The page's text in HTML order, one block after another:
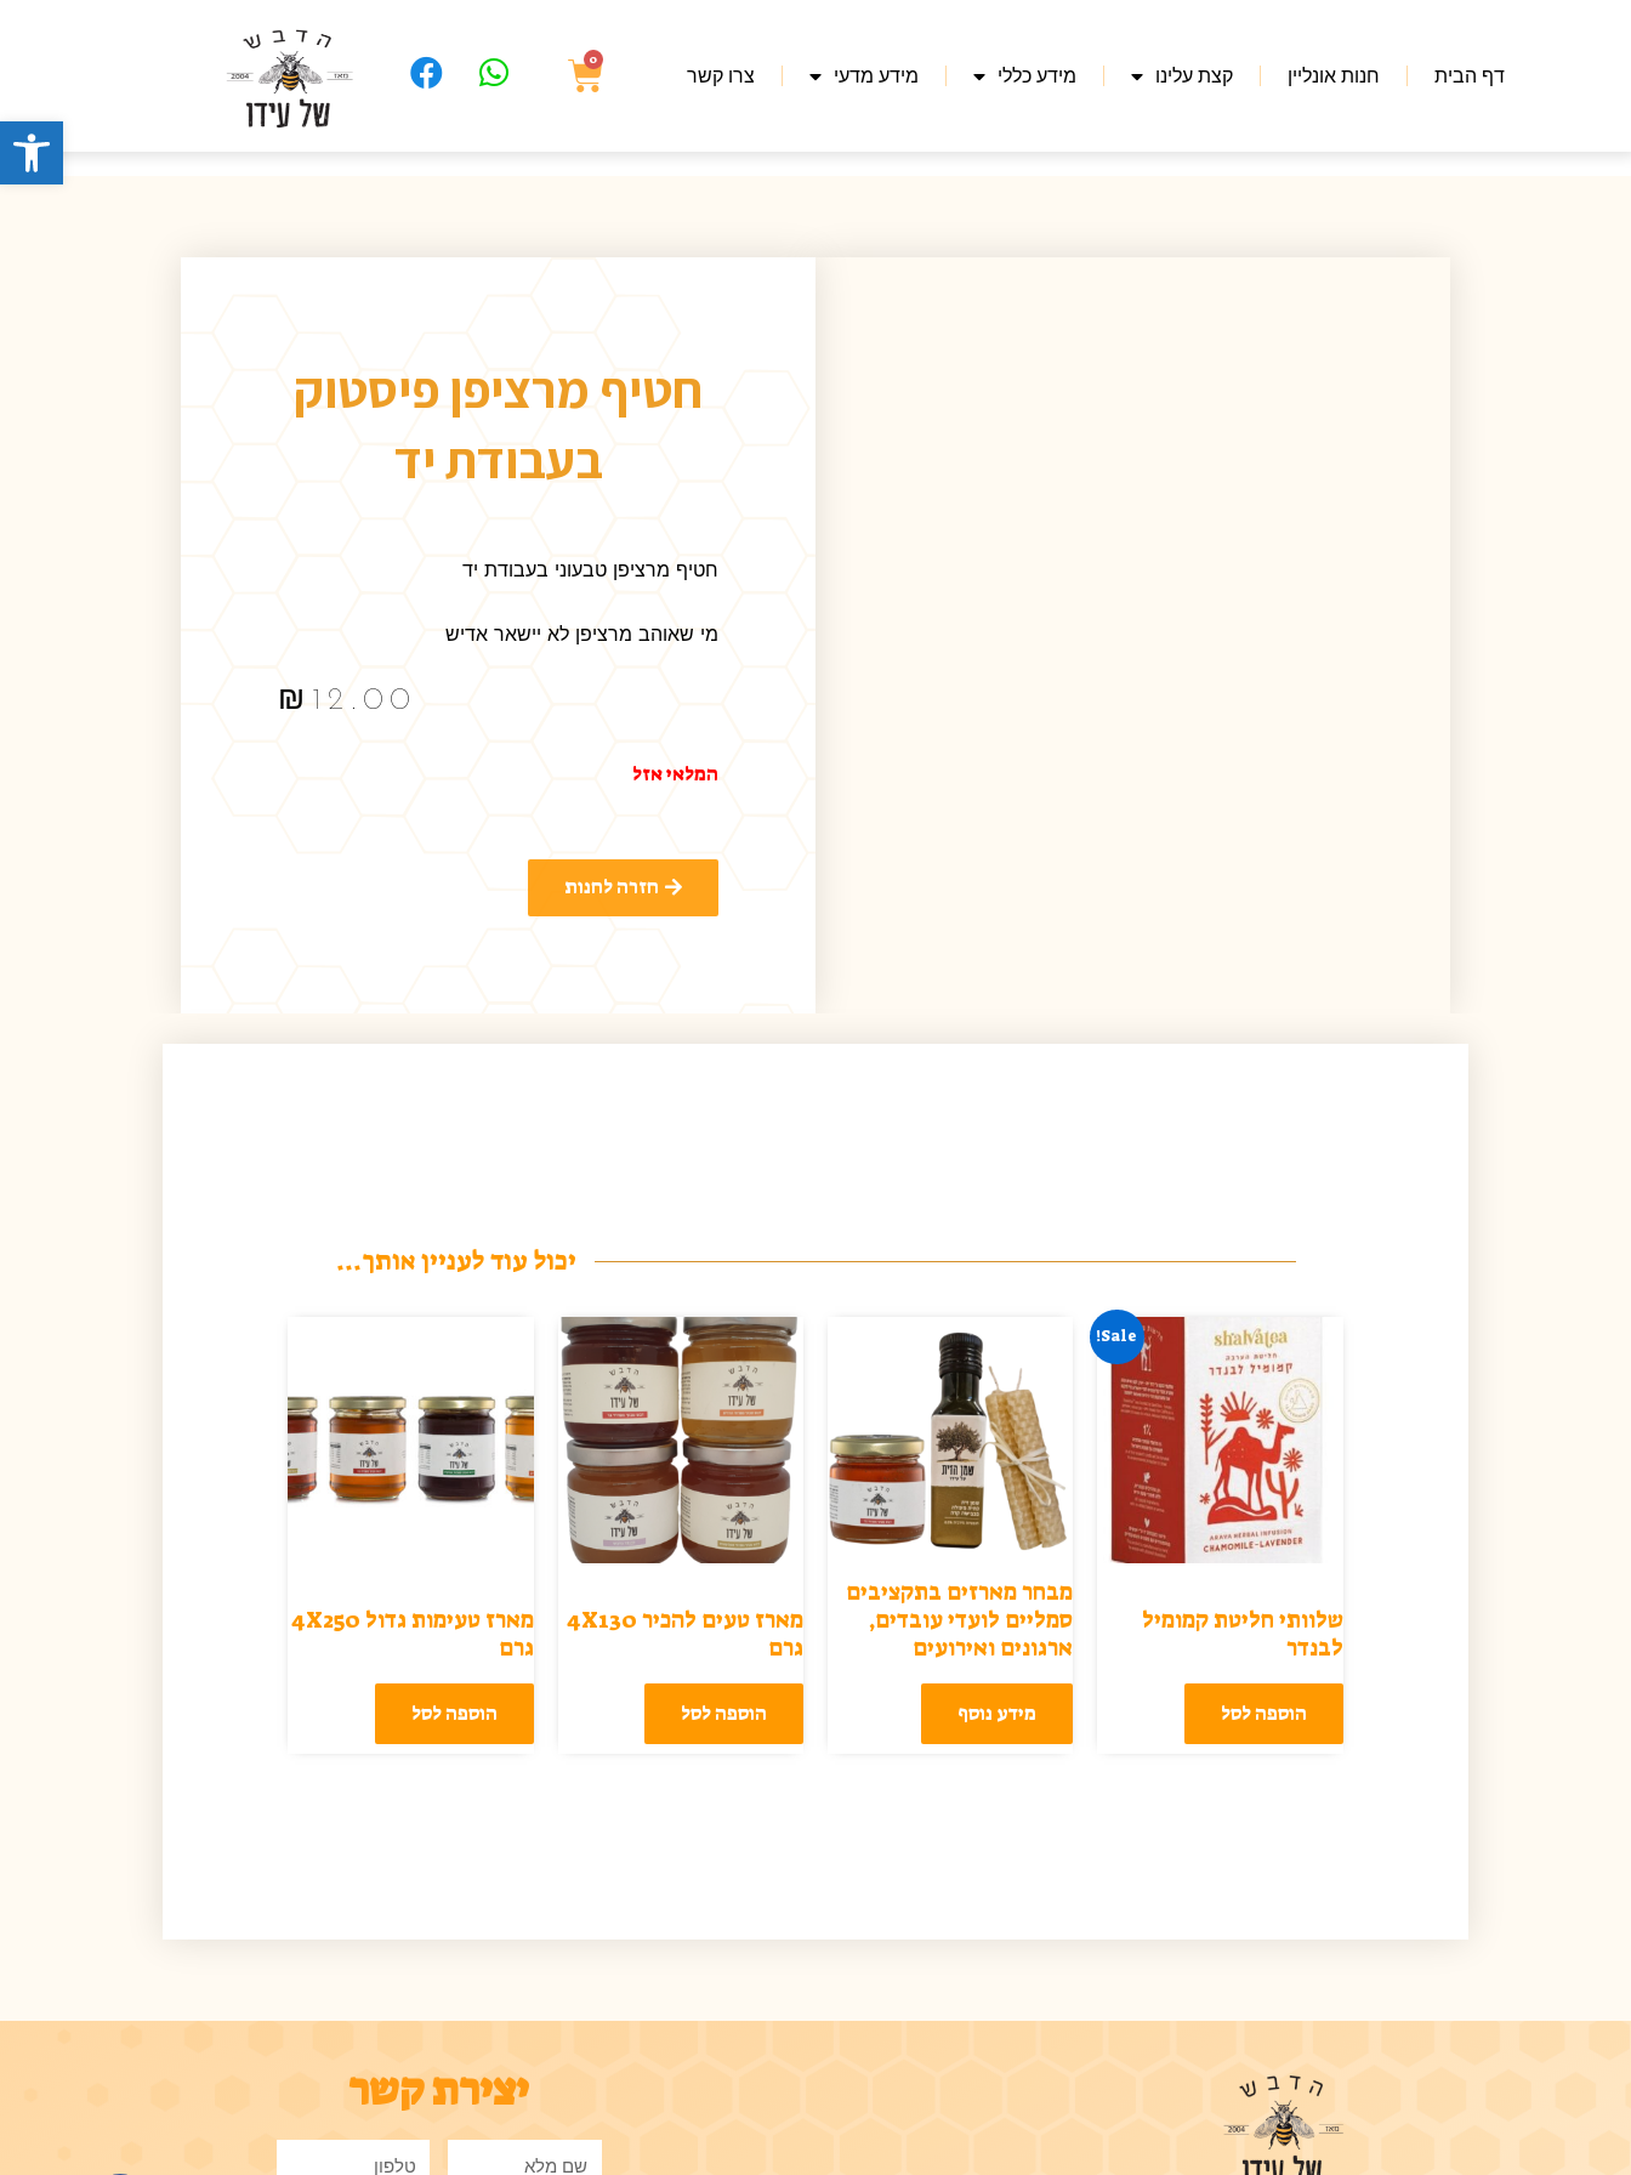
פתח
דף הבית חנות אונליין קצת עלינו מידע כללי מידע מדעי צרו קשר
0
חטיף מרציפן פיסטוק
בעבודת יד
חטיף מרציפן טבעוני בעבודת יד
מי שאוהב מרציפן לא יישאר אדיש
₪ 12.00
המלאי אזל
חזרה לחנות
יכול עוד לעניין אותך...
Sale!
שלוותי חליטת קמומיל
לבנדר
הוספה לסל
מבחר מארזים בתקציבים
סמליים לועדי עובדים,
ארגונים ואירועים
מידע נוסף
מארז טעים להכיר 4X130
גרם
הוספה לסל
מארז טעימות גדול 4X250
גרם
הוספה לסל
יצירת קשר